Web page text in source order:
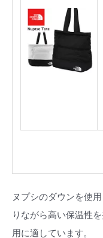
ヌプシのダウンを使
りながら高い保温性
用に適しています。